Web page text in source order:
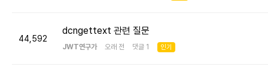
44,592
dcngettext 관련 질문
JWT연구가 오래 전 댓글 1 인기